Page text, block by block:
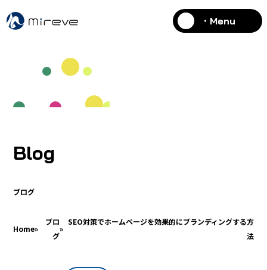
・Menu
Blog
ブログ
Home»
ブロ
グ
»
SEO対策でホームページを効果的にブランディングする方
法